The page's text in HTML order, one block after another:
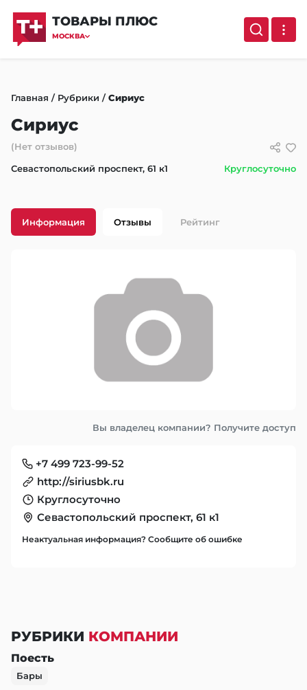
ТОВАРЫ ПЛЮС
МОСКВА
Главная / Рубрики /Сириус
Сириус
(Нет отзывов)
Севастопольский проспект, 61 к1
Круглосуточно
Информация Отзывы Рейтинг
Вы владелец компании? Получите доступ
+7 499 723-99-52
http://siriusbk.ru
Круглосуточно
Севастопольский проспект, 61 к1
Неактуальная информация? Сообщите об ошибке
РУБРИКИ КОМПАНИИ
Поесть
Бары